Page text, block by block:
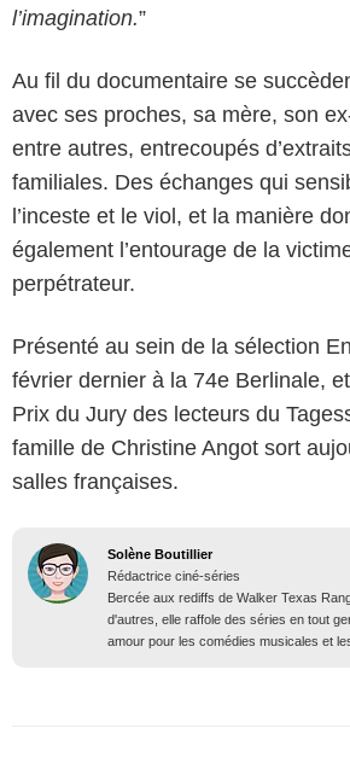
l’imagination.”
Au fil du documentaire se
avec ses proches, sa mère, son
entre autres, entrecoupés
familiales. Des échanges qui
l’inceste et le viol, et la manière
également l’entourage de la
perpétrateur.
Présenté au sein de la sélection
février dernier à la 74e Berlinale,
Prix du Jury des lecteurs du
famille de Christine Angot sort
salles françaises.
Solène Boutillier
Rédactrice ciné-séries
Bercée aux rediffs de Walker Texas
d'autres, elle raffole des séries en tout
amour pour les comédies musicales et